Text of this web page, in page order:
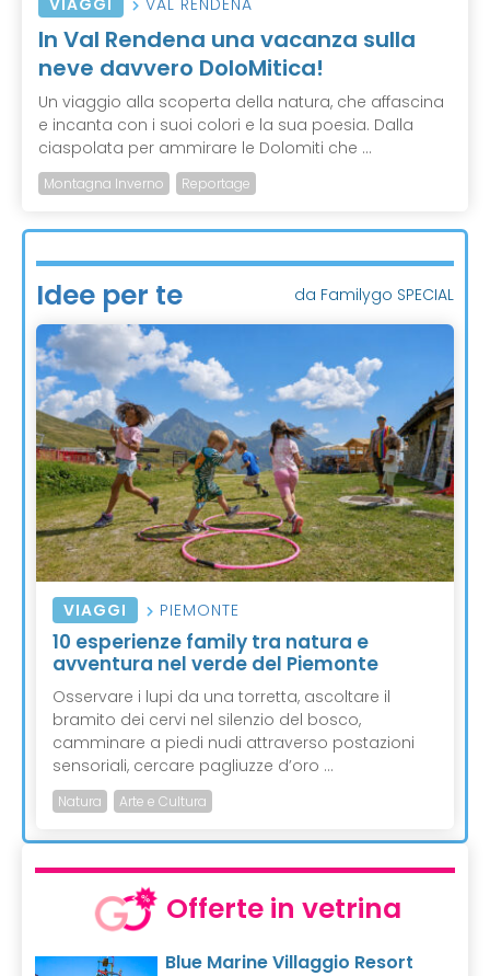
VIAGGI VAL RENDENA
In Val Rendena una vacanza sulla
neve davvero DoloMitica!
Un viaggio alla scoperta della natura, che affascina
e incanta con i suoi colori e la sua poesia. Dalla
ciaspolata per ammirare le Dolomiti che ...
Montagna Inverno Reportage
Idee per te da Familygo SPECIAL
VIAGGI PIEMONTE
10 esperienze family tra natura e
avventura nel verde del Piemonte
Osservare i lupi da una torretta, ascoltare il
bramito dei cervi nel silenzio del bosco,
camminare a piedi nudi attraverso postazioni
sensoriali, cercare pagliuzze d’oro ...
Natura Arte e Cultura
Offerte in vetrina
Blue Marine Villaggio Resort